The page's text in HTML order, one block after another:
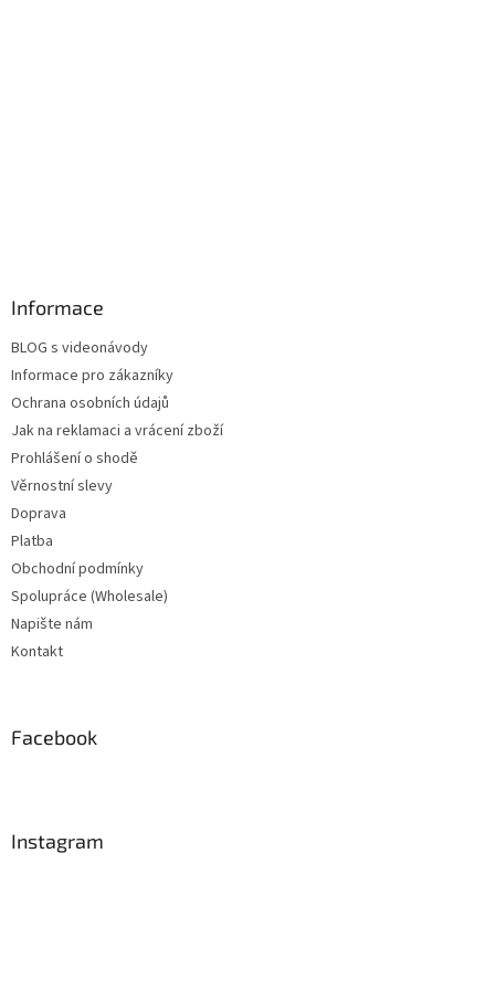
Informace
BLOG s videonávody
Informace pro zákazníky
Ochrana osobních údajů
Jak na reklamaci a vrácení zboží
Prohlášení o shodě
Věrnostní slevy
Doprava
Platba
Obchodní podmínky
Spolupráce (Wholesale)
Napište nám
Kontakt
Facebook
Instagram